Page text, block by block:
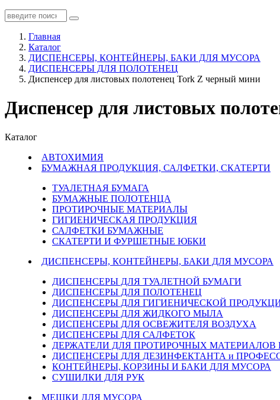
Главная
Каталог
ДИСПЕНСЕРЫ, КОНТЕЙНЕРЫ, БАКИ ДЛЯ МУСОРА
ДИСПЕНСЕРЫ ДЛЯ ПОЛОТЕНЕЦ
Диспенсер для листовых полотенец Tork Z черный мини
Диспенсер для листовых
Каталог
АВТОХИМИЯ
БУМАЖНАЯ ПРОДУКЦИЯ, САЛФЕТКИ, СКАТЕРТИ
ТУАЛЕТНАЯ БУМАГА
БУМАЖНЫЕ ПОЛОТЕНЦА
ПРОТИРОЧНЫЕ МАТЕРИАЛЫ
ГИГИЕНИЧЕСКАЯ ПРОДУКЦИЯ
САЛФЕТКИ БУМАЖНЫЕ
СКАТЕРТИ И ФУРШЕТНЫЕ ЮБКИ
ДИСПЕНСЕРЫ, КОНТЕЙНЕРЫ, БАКИ ДЛЯ МУСОРА
ДИСПЕНСЕРЫ ДЛЯ ТУАЛЕТНОЙ БУМАГИ
ДИСПЕНСЕРЫ ДЛЯ ПОЛОТЕНЕЦ
ДИСПЕНСЕРЫ ДЛЯ ГИГИЕНИЧЕСКОЙ
ДИСПЕНСЕРЫ ДЛЯ ЖИДКОГО МЫЛА
ДИСПЕНСЕРЫ ДЛЯ ОСВЕЖИТЕЛЯ ВОЗДУХА
ДИСПЕНСЕРЫ ДЛЯ САЛФЕТОК
ДЕРЖАТЕЛИ ДЛЯ ПРОТИРОЧНЫХ МАТЕРИАЛОВ
ДИСПЕНСЕРЫ ДЛЯ ДЕЗИНФЕКТАНТА и
КОНТЕЙНЕРЫ, КОРЗИНЫ И БАКИ ДЛЯ МУСОРА
СУШИЛКИ ДЛЯ РУК
МЕШКИ ДЛЯ МУСОРА